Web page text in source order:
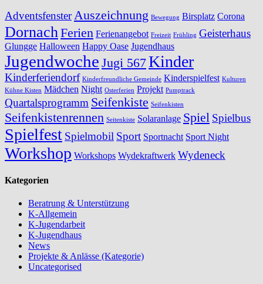
Adventsfenster Auszeichnung Bewegung Birsplatz Corona
Dornach Ferien Ferienangebot Freizeit Frühling Geisterhaus
Glungge Halloween Happy Oase Jugendhaus
Jugendwoche Jugi 567Kinder
Kinderferiendorf Kinderfreundliche Gemeinde Kinderspielfest Kulturen
Kühne Kisten Mädchen Night Osterferien Projekt Pumptrack
Quartalsprogramm Seifenkiste Seifenkisten
Seifenkistenrennen Seitenkiste Solaranlage Spiel Spielbus
Spielfest Spielmobil Sport Sportnacht Sport Night
Workshop Workshops Wydekraftwerk Wydeneck
Kategorien
Beratrung & Unterstützung
K-Allgemein
K-Jugendarbeit
K-Jugendhaus
News
Projekte & Anlässe (Kategorie)
Uncategorised